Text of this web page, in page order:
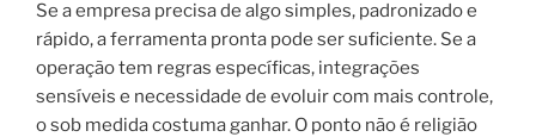
Se a empresa precisa de algo simples, padronizado e
rápido, a ferramenta pronta pode ser suficiente. Se a
operação tem regras específicas, integrações
sensíveis e necessidade de evoluir com mais controle,
o sob medida costuma ganhar. O ponto não é religião